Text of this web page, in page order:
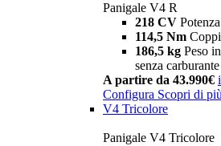
Panigale V4 R
218 CV Potenza
114,5 Nm
186,5 kg Peso
senza carburante
A partire da 43.990€ i
Configura Scopri di più
V4 Tricolore
Panigale V4 Tricolore